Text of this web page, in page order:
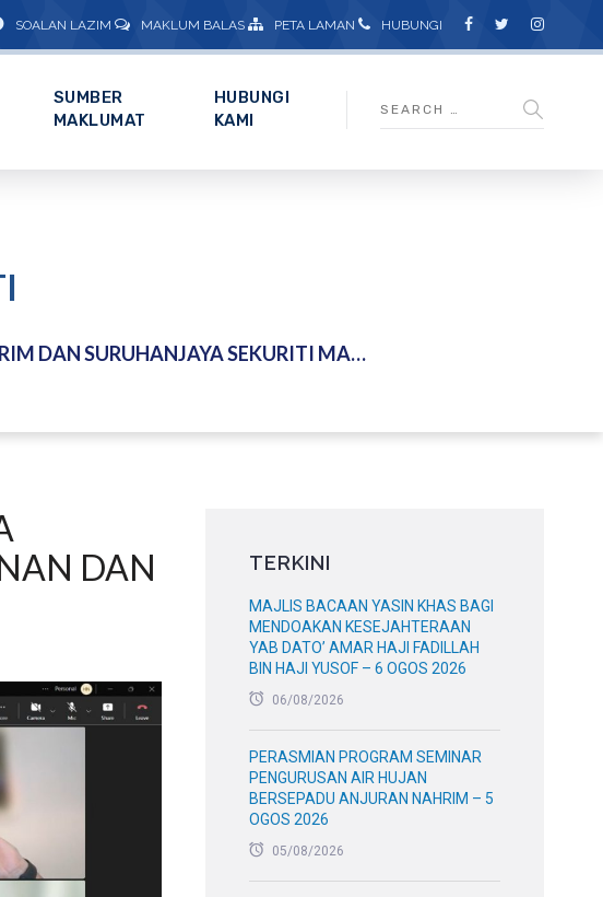
SOALAN LAZIM MAKLUM BALAS PETA LAMAN HUBUNGI
SUMBER
MAKLUMAT
HUBUNGI
KAMI
SEKURITI MALAYSIA PERKUKUH KERJASAMA PELAPORAN KEMAMPANAN DAN DAYA TAHAN IKLIM – 6 MAC 2026
DAN
TERKINI
MAJLIS BACAAN YASIN KHAS BAGI
MENDOAKAN KESEJAHTERAAN
YAB DATO’ AMAR HAJI FADILLAH
BIN HAJI YUSOF – 6 OGOS 2026
06/08/2026
PERASMIAN PROGRAM SEMINAR
PENGURUSAN AIR HUJAN
BERSEPADU ANJURAN NAHRIM – 5
OGOS 2026
05/08/2026